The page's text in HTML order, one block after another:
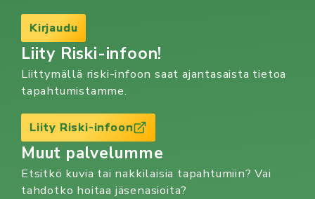
Kirjaudu
Liity Riski-infoon!
Liittymällä riski-infoon saat ajantasaista tietoa
tapahtumistamme.
Liity Riski-infoon
Muut palvelumme
Etsitkö kuvia tai nakkilaisia tapahtumiin? Vai
tahdotko hoitaa jäsenasioita?